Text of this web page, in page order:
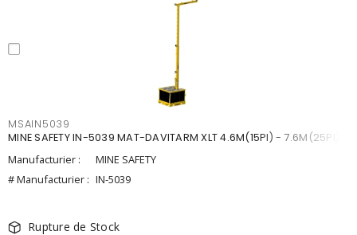
MSAIN5039
MINE SAFETY IN-5039 MAT-DAVITARM XLT 4.6M(15PI) - 7.6M(25PI)
Manufacturier :
MINE SAFETY
# Manufacturier : IN-5039
Rupture de Stock